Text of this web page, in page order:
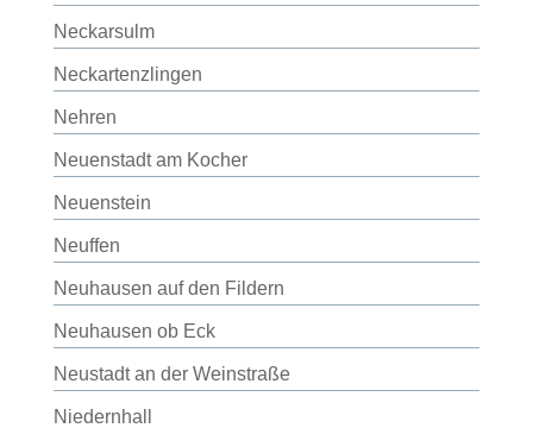
Neckarsulm
Neckartenzlingen
Nehren
Neuenstadt am Kocher
Neuenstein
Neuffen
Neuhausen auf den Fildern
Neuhausen ob Eck
Neustadt an der Weinstraße
Niedernhall